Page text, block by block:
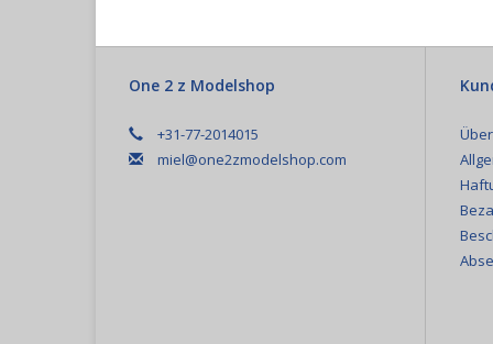
One 2 z Modelshop
+31-77-2014015
miel@one2zmodelshop.com